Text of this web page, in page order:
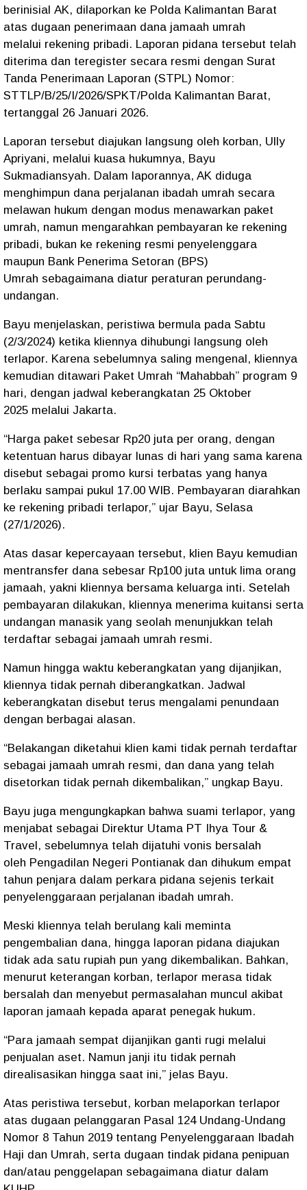
berinisial AK, dilaporkan ke Polda Kalimantan Barat
atas dugaan penerimaan dana jamaah umrah
melalui rekening pribadi. Laporan pidana tersebut telah
diterima dan teregister secara resmi dengan Surat
Tanda Penerimaan Laporan (STPL) Nomor:
STTLP/B/25/I/2026/SPKT/Polda Kalimantan Barat,
tertanggal 26 Januari 2026.
Laporan tersebut diajukan langsung oleh korban, Ully
Apriyani, melalui kuasa hukumnya, Bayu
Sukmadiansyah. Dalam laporannya, AK diduga
menghimpun dana perjalanan ibadah umrah secara
melawan hukum dengan modus menawarkan paket
umrah, namun mengarahkan pembayaran ke rekening
pribadi, bukan ke rekening resmi penyelenggara
maupun Bank Penerima Setoran (BPS)
Umrah sebagaimana diatur peraturan perundang-
undangan.
Bayu menjelaskan, peristiwa bermula pada Sabtu
(2/3/2024) ketika kliennya dihubungi langsung oleh
terlapor. Karena sebelumnya saling mengenal, kliennya
kemudian ditawari Paket Umrah “Mahabbah” program 9
hari, dengan jadwal keberangkatan 25 Oktober
2025 melalui Jakarta.
“Harga paket sebesar Rp20 juta per orang, dengan
ketentuan harus dibayar lunas di hari yang sama karena
disebut sebagai promo kursi terbatas yang hanya
berlaku sampai pukul 17.00 WIB. Pembayaran diarahkan
ke rekening pribadi terlapor,” ujar Bayu, Selasa
(27/1/2026).
Atas dasar kepercayaan tersebut, klien Bayu kemudian
mentransfer dana sebesar Rp100 juta untuk lima orang
jamaah, yakni kliennya bersama keluarga inti. Setelah
pembayaran dilakukan, kliennya menerima kuitansi serta
undangan manasik yang seolah menunjukkan telah
terdaftar sebagai jamaah umrah resmi.
Namun hingga waktu keberangkatan yang dijanjikan,
kliennya tidak pernah diberangkatkan. Jadwal
keberangkatan disebut terus mengalami penundaan
dengan berbagai alasan.
“Belakangan diketahui klien kami tidak pernah terdaftar
sebagai jamaah umrah resmi, dan dana yang telah
disetorkan tidak pernah dikembalikan,” ungkap Bayu.
Bayu juga mengungkapkan bahwa suami terlapor, yang
menjabat sebagai Direktur Utama PT Ihya Tour &
Travel, sebelumnya telah dijatuhi vonis bersalah
oleh Pengadilan Negeri Pontianakdan dihukum empat
tahun penjara dalam perkara pidana sejenis terkait
penyelenggaraan perjalanan ibadah umrah.
Meski kliennya telah berulang kali meminta
pengembalian dana, hingga laporan pidana diajukan
tidak ada satu rupiah pun yang dikembalikan. Bahkan,
menurut keterangan korban, terlapor merasa tidak
bersalah dan menyebut permasalahan muncul akibat
laporan jamaah kepada aparat penegak hukum.
“Para jamaah sempat dijanjikan ganti rugi melalui
penjualan aset. Namun janji itu tidak pernah
direalisasikan hingga saat ini,” jelas Bayu.
Atas peristiwa tersebut, korban melaporkan terlapor
atas dugaan pelanggaran Pasal 124 Undang-Undang
Nomor 8 Tahun 2019 tentang Penyelenggaraan Ibadah
Haji dan Umrah, serta dugaan tindak pidana penipuan
dan/atau penggelapan sebagaimana diatur dalam